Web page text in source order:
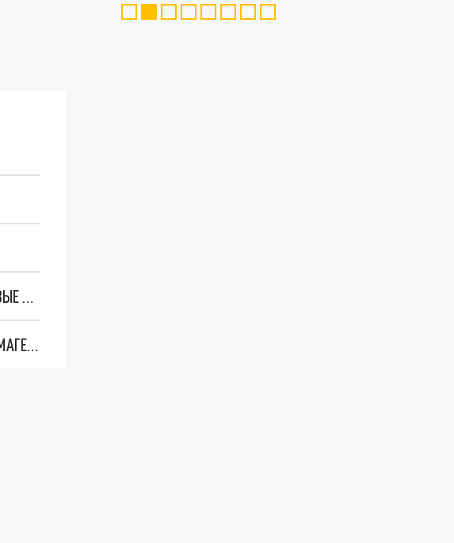
"ОЧЕНЬ ПЛОХИЕ НОВОСТИ": БОЛЬШАЯ ОШИБКА PALANTIR В РОССИИ. СТРАНЫ НАТО ВПЕРВЫЕ ЗА СВО ОСТАНОВИЛИ ПОСТАВКИ ОРУЖИЯ. ВСУ ТЕРЯЮТ ПРИГРАНИЧЬЕ?
ТРИ ГЛАВНЫХ ИНСАЙДА ОБ СВО. ОТМЕНА МОБИЛИЗАЦИИ И ВОЗВРАЩЕНИЕ "ГЕНЕРАЛА АРМАГЕДДОНА"? ОТЛИЧНЫЕ НОВОСТИ, КОТОРЫЕ ЖДАЛИ ВСЕ